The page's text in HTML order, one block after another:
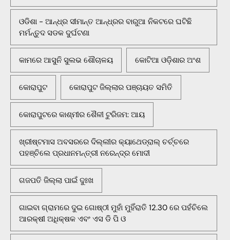
ଓଡିଶା - ଆନ୍ଧ୍ର ସୀମାନ୍ତ ଆନ୍ଧ୍ରର ବାରୁଆ ନିକଟରେ ଘଟିଛି
ମର୍ମନ୍ତୁଦ ସଡକ ଦୁର୍ଘଟଣା
କାମରେ ଆସୁନି ସୁଲଭ ଶୌଚାଳୟ କୋଟିଆ ଓଡ଼ିଶାର ଅଂଶ
କୋରାପୁଟ କୋରାପୁଟ ଜିଲ୍ଲାର ପଞ୍ଚାୟତ ସମିତି
କୋରାପୁଟରେ କାଶ୍ମୀର ଶୈଳୀ ଟୁରିଜମ: ଆୟ
ଖ୍ରୀଷ୍ଟମାସ ଅବସରରେ ଦିଲ୍ଲୀର କ୍ୟାଥେଡ୍ରାଲ୍ ଚର୍ଚ୍ଚରେ
ପହଞ୍ଚିଲେ ପ୍ରଧାନମନ୍ତ୍ରୀ ନରେନ୍ଦ୍ର ମୋଦୀ
ଗଜପତି ଜିଲ୍ଲା ପାଇଁ ଦୁଃଖ
ଗାଇବା ଗ୍ରାମରେ ଦୁଇ ଗୋଷ୍ଠୀ ମୁହାଁ ମୁହିଁରାତି 12.30 ରେ ପହଁଚିଲେ
ଆରକ୍ଷୀ ଅଧିକ୍ଷକ ଏବଂ ଏସ ଡି ପି ଓ